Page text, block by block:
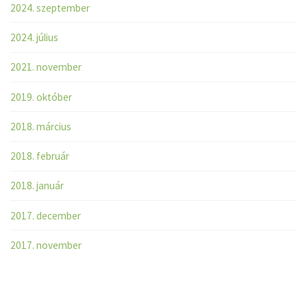
2024. szeptember
2024. július
2021. november
2019. október
2018. március
2018. február
2018. január
2017. december
2017. november